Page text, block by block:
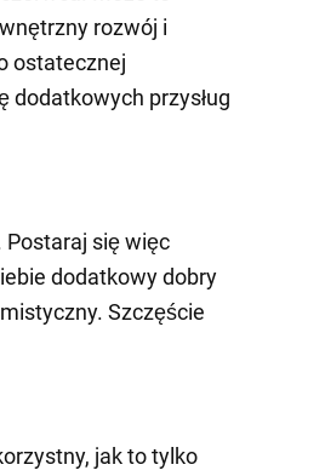
rozwój i
ostatecznej
dodatkowych przysług
Postaraj się więc
dodatkowy dobry
Szczęście
jak to tylko